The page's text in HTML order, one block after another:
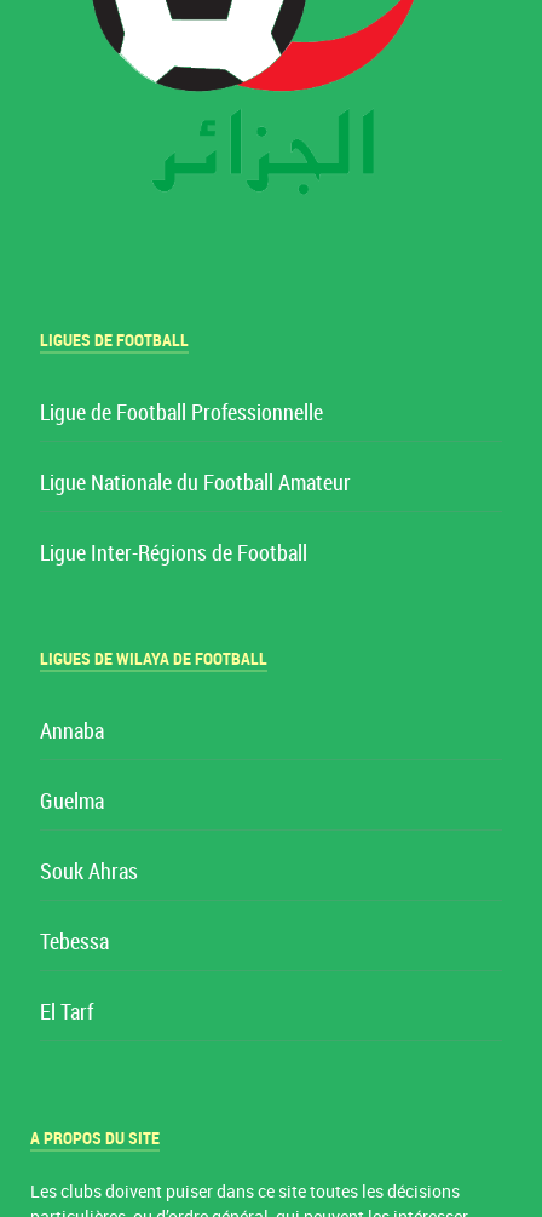
LIGUES DE FOOTBALL
Ligue de Football Professionnelle
Ligue Nationale du Football Amateur
Ligue Inter-Régions de Football
LIGUES DE WILAYA DE FOOTBALL
Annaba
Guelma
Souk Ahras
Tebessa
El Tarf
A PROPOS DU SITE
Les clubs doivent puiser dans ce site toutes les décisions